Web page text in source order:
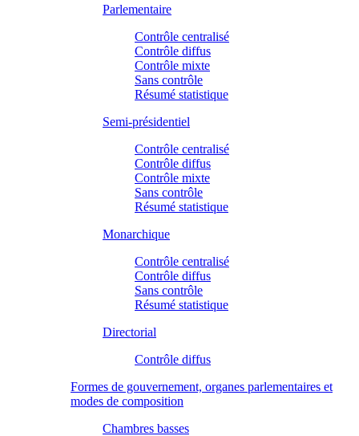
Parlementaire
Contrôle centralisé
Contrôle diffus
Contrôle mixte
Sans contrôle
Résumé statistique
Semi-présidentiel
Contrôle centralisé
Contrôle diffus
Contrôle mixte
Sans contrôle
Résumé statistique
Monarchique
Contrôle centralisé
Contrôle diffus
Sans contrôle
Résumé statistique
Directorial
Contrôle diffus
Formes de gouvernement, organes parlementaires et
modes de composition
Chambres basses